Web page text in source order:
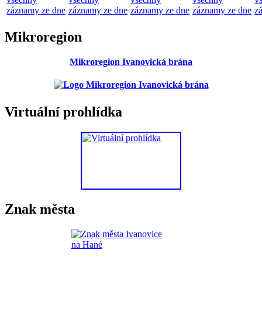
záznamy ze dne záznamy ze dne záznamy ze dne záznamy ze dne
Mikroregion
Mikroregion Ivanovická brána
Virtuální prohlídka
Znak města